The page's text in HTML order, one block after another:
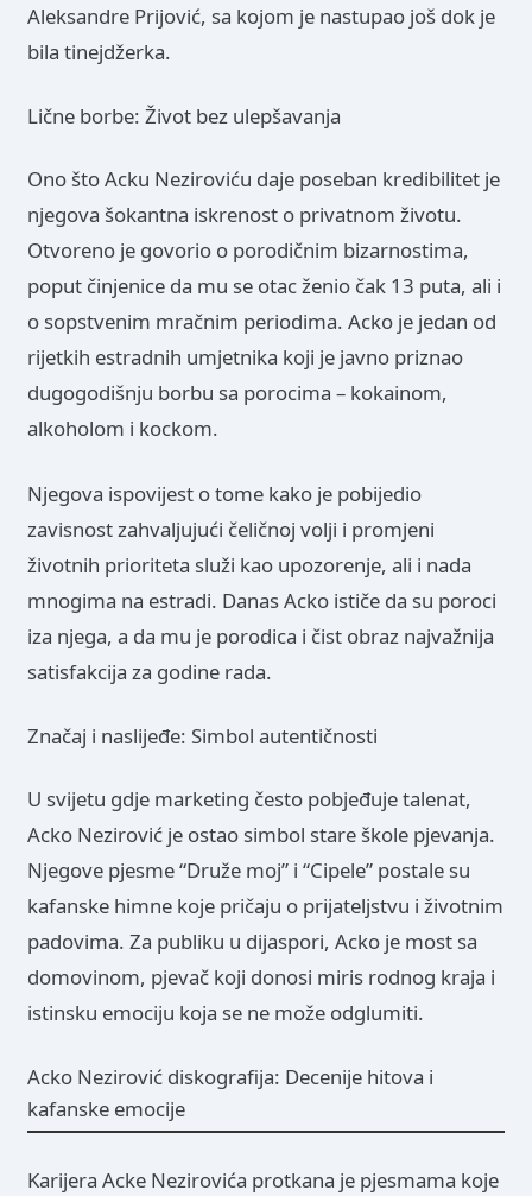
Aleksandre Prijović, sa kojom je nastupao još dok je
bila tinejdžerka.
Lične borbe: Život bez ulepšavanja
Ono što Acku Neziroviću daje poseban kredibilitet je
njegova šokantna iskrenost o privatnom životu.
Otvoreno je govorio o porodičnim bizarnostima,
poput činjenice da mu se otac ženio čak 13 puta, ali i
o sopstvenim mračnim periodima. Acko je jedan od
rijetkih estradnih umjetnika koji je javno priznao
dugogodišnju borbu sa porocima – kokainom,
alkoholom i kockom.
Njegova ispovijest o tome kako je pobijedio
zavisnost zahvaljujući čeličnoj volji i promjeni
životnih prioriteta služi kao upozorenje, ali i nada
mnogima na estradi. Danas Acko ističe da su poroci
iza njega, a da mu je porodica i čist obraz najvažnija
satisfakcija za godine rada.
Značaj i naslijeđe: Simbol autentičnosti
U svijetu gdje marketing često pobjeđuje talenat,
Acko Nezirović je ostao simbol stare škole pjevanja.
Njegove pjesme “Druže moj” i “Cipele” postale su
kafanske himne koje pričaju o prijateljstvu i životnim
padovima. Za publiku u dijaspori, Acko je most sa
domovinom, pjevač koji donosi miris rodnog kraja i
istinsku emociju koja se ne može odglumiti.
Acko Nezirović diskografija: Decenije hitova i
kafanske emocije
Karijera Acke Nezirovića protkana je pjesmama koje